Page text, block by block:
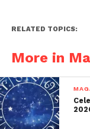
RELATED TOPICS:
More in